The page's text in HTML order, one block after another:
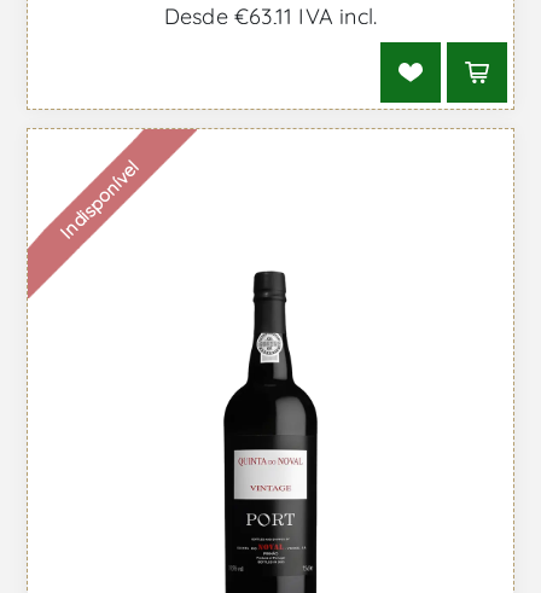
Desde €63,11 IVA incl.
Indisponível